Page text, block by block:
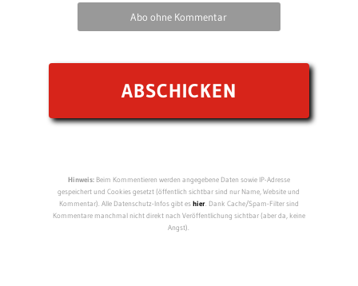
Abo ohne Kommentar
Hinweis:Beim Kommentieren werden angegebene Daten sowie IP-Adresse
gespeichert und Cookies gesetzt (öffentlich sichtbar sind nur Name, Website und
Kommentar). Alle Datenschutz-Infos gibt eshier. Dank Cache/Spam-Filter sind
Kommentare manchmal nicht direkt nach Veröffentlichung sichtbar (aber da, keine
Angst).